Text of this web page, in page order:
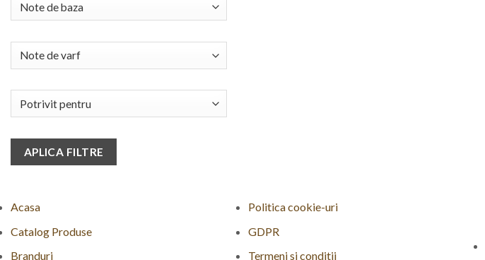
APLICA FILTRE
Acasa
Catalog Produse
Branduri
Politica cookie-uri
GDPR
Termeni si conditii